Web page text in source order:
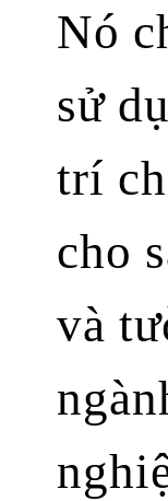
Nó
sử
trí
cho
và